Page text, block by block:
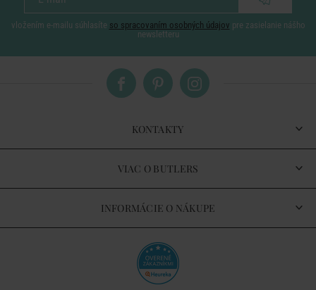
vložením e-mailu súhlasíte so spracovaním osobných údajov pre zasielanie nášho
newsletteru
KONTAKTY
VIAC O BUTLERS
INFORMÁCIE O NÁKUPE